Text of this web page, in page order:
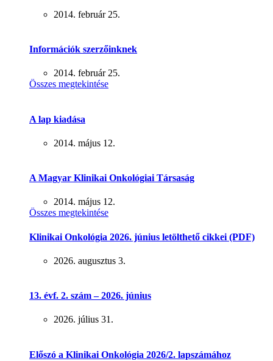
2014. február 25.
Információk szerzőinknek
2014. február 25.
Összes megtekintése
A lap kiadása
2014. május 12.
A Magyar Klinikai Onkológiai Társaság
2014. május 12.
Összes megtekintése
Klinikai Onkológia 2026. június letölthető cikkei (PDF)
2026. augusztus 3.
13. évf. 2. szám – 2026. június
2026. július 31.
Előszó a Klinikai Onkológia 2026/2. lapszámához